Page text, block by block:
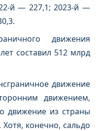
й — 227,1; 2023-й —
движения
составил 512 млрд
движение
движением,
движение из страны
конечно, сальдо